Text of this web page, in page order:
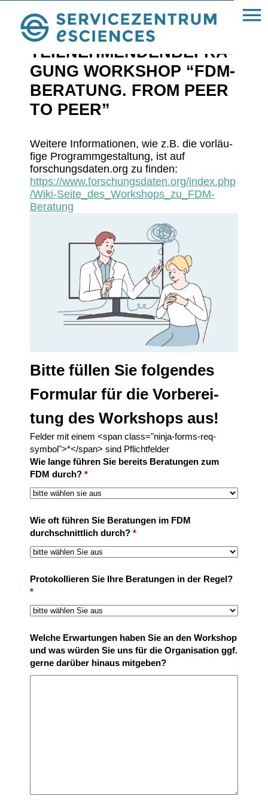
« Alle Beiträge
TEIL­NEH­MEN­DEN­BE­FRA­
GUNG WORK­SHOP “FDM-
BERA­TUNG. FROM PEER
TO PEER”
Weitere Infor­ma­tionen, wie z.B. die vorläu­
fige Programm­ge­stal­tung, ist auf
forschungsdaten.org zu finden:
https://www.forschungsdaten.org/index.php
/Wiki-Seite_des_Workshops_zu_FDM-
Beratung
Bitte füllen Sie folgendes
Formular für die Vorbe­rei­
tung des Work­shops aus!
Felder mit einem <span class="ninja-forms-req-
symbol">*</span> sind Pflichtfelder
Wie lange führen Sie bereits Beratungen zum
FDM durch? *
Wie oft führen Sie Beratungen im FDM
durchschnittlich durch? *
Protokollieren Sie Ihre Beratungen in der Regel?
*
Welche Erwartungen haben Sie an den Workshop
und was würden Sie uns für die Organisation ggf.
gerne darüber hinaus mitgeben?